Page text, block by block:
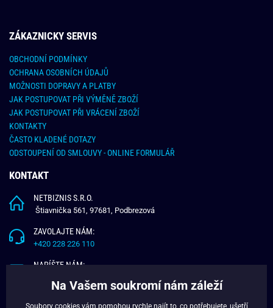
ZÁKAZNICKY SERVIS
OBCHODNÍ PODMÍNKY
OCHRANA OSOBNÍCH ÚDAJŮ
MOŽNOSTI DOPRAVY A PLATBY
JAK POSTUPOVAT PŘI VÝMĚNĚ ZBOŽÍ
JAK POSTUPOVAT PŘI VRÁCENÍ ZBOŽÍ
KONTAKTY
ČASTO KLADENÉ DOTAZY
ODSTOUPENÍ OD SMLOUVY - ONLINE FORMULÁŘ
KONTAKT
NETBIZNIS S.R.O.
Štiavnička 561, 97681, Podbrezová
ZAVOLAJTE NÁM:
+420 228 226 110
NAPÍŠTE NÁM:
Na Vašem soukromí nám záleží
Soubory cookies vám pomohou rychle najít to, co potřebujete, ušetří